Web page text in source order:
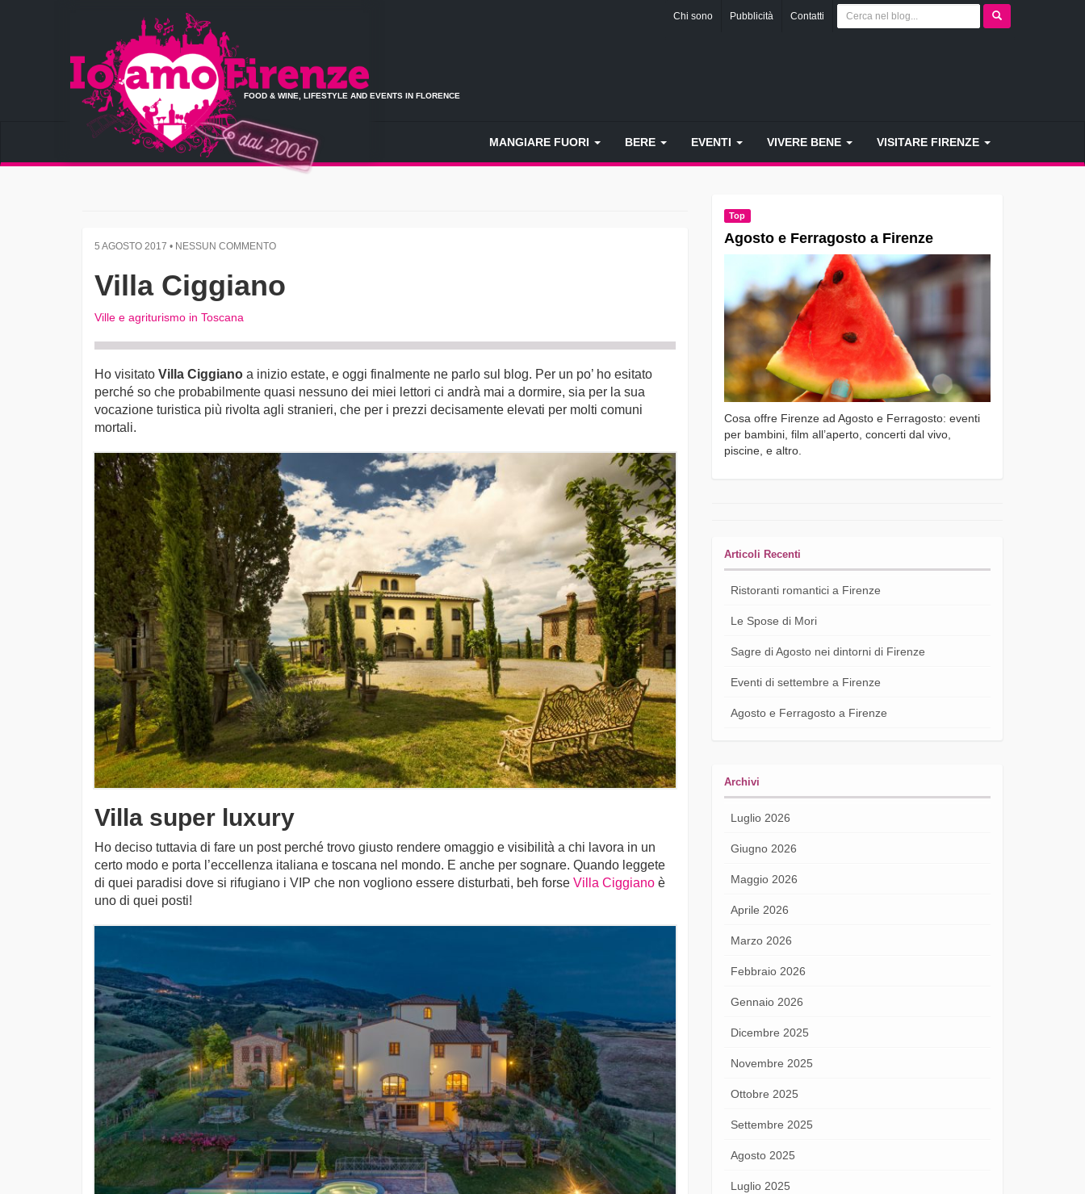
Chi sono Pubblicità Contatti
FOOD & WINE, LIFESTYLE AND EVENTS IN FLORENCE
MANGIARE FUORI BERE EVENTI VIVERE BENE VISITARE FIRENZE
5 AGOSTO 2017 • NESSUN COMMENTO
Villa Ciggiano
Ville e agriturismo in Toscana
Ho visitato Villa Ciggiano a inizio estate, e oggi finalmente ne parlo sul blog. Per un po’ ho esitato
perché so che probabilmente quasi nessuno dei miei lettori ci andrà mai a dormire, sia per la sua
vocazione turistica più rivolta agli stranieri, che per i prezzi decisamente elevati per molti comuni
mortali.
Villa super luxury
Ho deciso tuttavia di fare un post perché trovo giusto rendere omaggio e visibilità a chi lavora in un
certo modo e porta l’eccellenza italiana e toscana nel mondo. E anche per sognare. Quando leggete
di quei paradisi dove si rifugiano i VIP che non vogliono essere disturbati, beh forse Villa Ciggiano è
uno di quei posti!
Top
Agosto e Ferragosto a Firenze
Cosa offre Firenze ad Agosto e Ferragosto: eventi
per bambini, film all’aperto, concerti dal vivo,
piscine, e altro.
Articoli Recenti
Ristoranti romantici a Firenze
Le Spose di Mori
Sagre di Agosto nei dintorni di Firenze
Eventi di settembre a Firenze
Agosto e Ferragosto a Firenze
Archivi
Luglio 2026
Giugno 2026
Maggio 2026
Aprile 2026
Marzo 2026
Febbraio 2026
Gennaio 2026
Dicembre 2025
Novembre 2025
Ottobre 2025
Settembre 2025
Agosto 2025
Luglio 2025